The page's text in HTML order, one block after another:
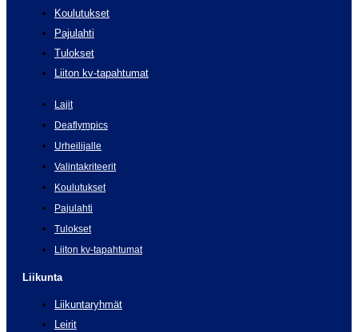
Koulutukset
Pajulahti
Tulokset
Liiton kv-tapahtumat
Lajit
Deaflympics
Urheilijalle
Valintakriteerit
Koulutukset
Pajulahti
Tulokset
Liiton kv-tapahtumat
Liikunta
Liikuntaryhmät
Leirit